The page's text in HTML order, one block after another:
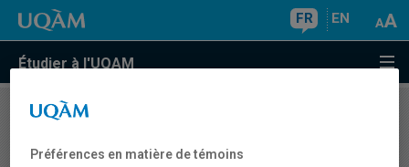
FR EN
Étudier à l'UQAM
COURS//
Préférences en matière de témoins